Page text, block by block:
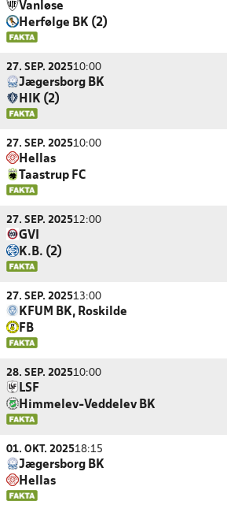
Vanløse
Herfølge BK (2)
27. SEP. 202510:00
Jægersborg BK
HIK (2)
27. SEP. 202510:00
Hellas
Taastrup FC
27. SEP. 202512:00
GVI
K.B. (2)
27. SEP. 202513:00
KFUM BK, Roskilde
FB
28. SEP. 202510:00
LSF
Himmelev-Veddelev BK
01. OKT. 202518:15
Jægersborg BK
Hellas